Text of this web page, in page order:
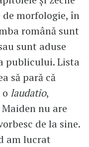
morfologie, în
română sunt
sunt aduse
publicului. Lista
să pară că
laudatio,
nu are
de la sine.
am lucrat